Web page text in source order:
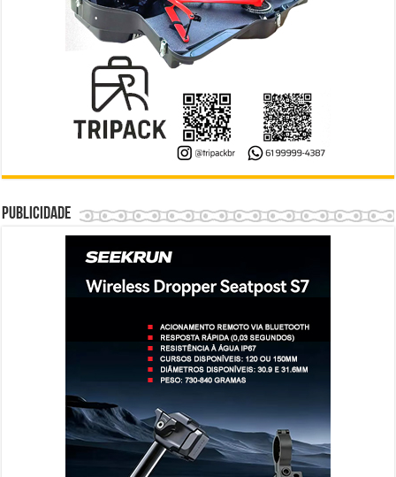
Publicidade